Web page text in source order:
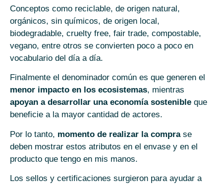
Conceptos como reciclable, de origen natural,
orgánicos, sin químicos, de origen local,
biodegradable, cruelty free, fair trade, compostable,
vegano, entre otros se convierten poco a poco en
vocabulario del día a día.
Finalmente el denominador común es que generen el
menor impacto en los ecosistemas, mientras
apoyan a desarrollar una economía sostenible que
beneficie a la mayor cantidad de actores.
Por lo tanto, momento de realizar la comprase
deben mostrar estos atributos en el envase y en el
producto que tengo en mis manos.
Los sellos y certificaciones surgieron para ayudar a